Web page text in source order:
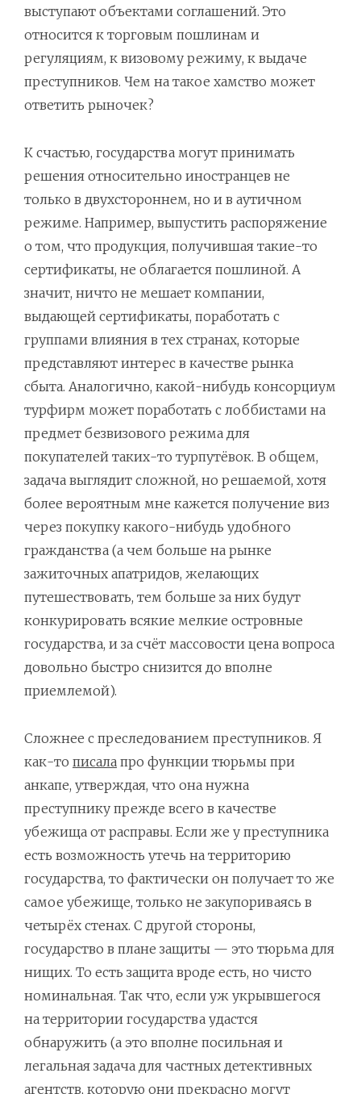
выступают объектами соглашений. Это
относится к торговым пошлинам и
регуляциям, к визовому режиму, к выдаче
преступников. Чем на такое хамство может
ответить рыночек?
К счастью, государства могут принимать
решения относительно иностранцев не
только в двухстороннем, но и в аутичном
режиме. Например, выпустить распоряжение
о том, что продукция, получившая такие-то
сертификаты, не облагается пошлиной. А
значит, ничто не мешает компании,
выдающей сертификаты, поработать с
группами влияния в тех странах, которые
представляют интерес в качестве рынка
сбыта. Аналогично, какой-нибудь консорциум
турфирм может поработать с лоббистами на
предмет безвизового режима для
покупателей таких-то турпутёвок. В общем,
задача выглядит сложной, но решаемой, хотя
более вероятным мне кажется получение виз
через покупку какого-нибудь удобного
гражданства (а чем больше на рынке
зажиточных апатридов, желающих
путешествовать, тем больше за них будут
конкурировать всякие мелкие островные
государства, и за счёт массовости цена вопроса
довольно быстро снизится до вполне
приемлемой).
Сложнее с преследованием преступников. Я
как-то писала про функции тюрьмы при
анкапе, утверждая, что она нужна
преступнику прежде всего в качестве
убежища от расправы. Если же у преступника
есть возможность утечь на территорию
государства, то фактически он получает то же
самое убежище, только не закупориваясь в
четырёх стенах. С другой стороны,
государство в плане защиты — это тюрьма для
нищих. То есть защита вроде есть, но чисто
номинальная. Так что, если уж укрывшегося
на территории государства удастся
обнаружить (а это вполне посильная и
легальная задача для частных детективных
агентств, которую они прекрасно могут